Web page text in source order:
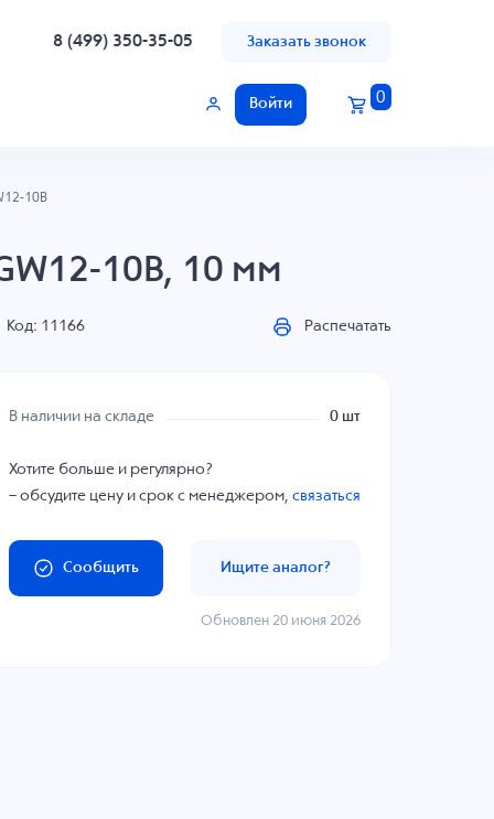
8 (499) 350-35-05 Заказать звонок
Войти 0
10B
10B, 10 мм
Код: 11166 Распечатать
В наличии на складе 0 шт
Хотите больше и регулярно?
– обсудите цену и срок с менеджером,связаться
Сообщить Ищите аналог?
Обновлен 20 июня 2026